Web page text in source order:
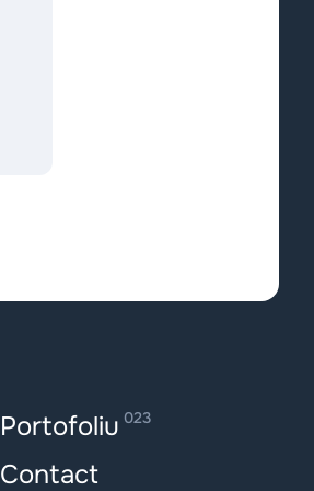
Portofoliu 023
Contact